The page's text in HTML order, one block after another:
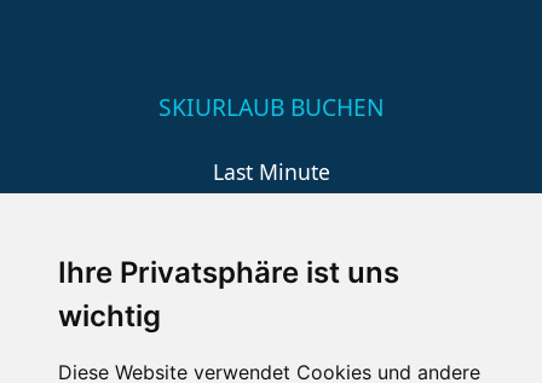
Ihre Privatsphäre ist uns
wichtig
Diese Website verwendet Cookies und andere
SKIURLAUB BUCHEN
Last Minute
Wellness
SCHNEEHÖHEN SKI APP